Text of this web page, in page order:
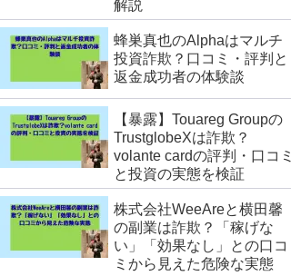
解説
蜂巣真也のAlphaはマルチ
投資詐欺？口コミ・評判と
返金成功者の体験談
【暴露】Touareg Groupの
TrustglobeXは詐欺？
volante cardの評判・口コミ
と投資の実態を検証
株式会社WeeAreと横田馨
の副業は詐欺？「稼げな
い」「効果なし」との口コ
ミから見えた危険な実態